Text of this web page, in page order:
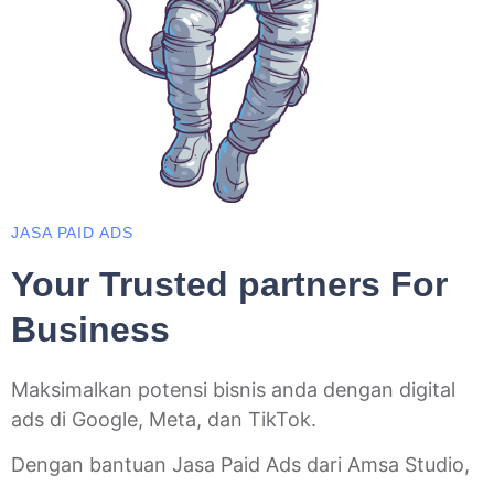
JASA PAID ADS
Your Trusted partners For
Business
Maksimalkan potensi bisnis anda dengan digital
ads di Google, Meta, dan TikTok.
Dengan bantuan Jasa Paid Ads dari Amsa Studio,